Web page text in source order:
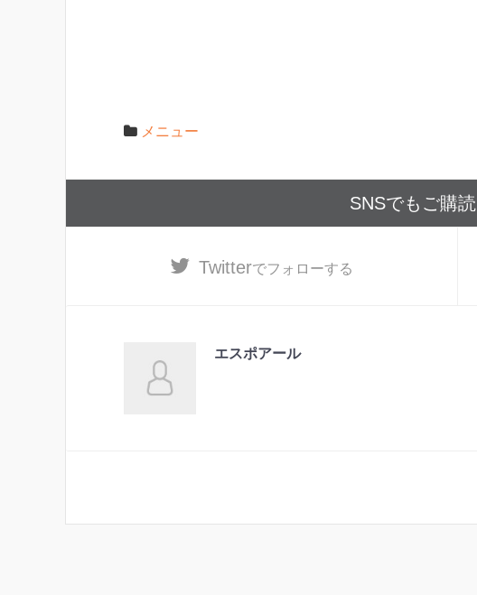
メニュー
SNSでもご購読
Twitterでフォローする
エスポアール